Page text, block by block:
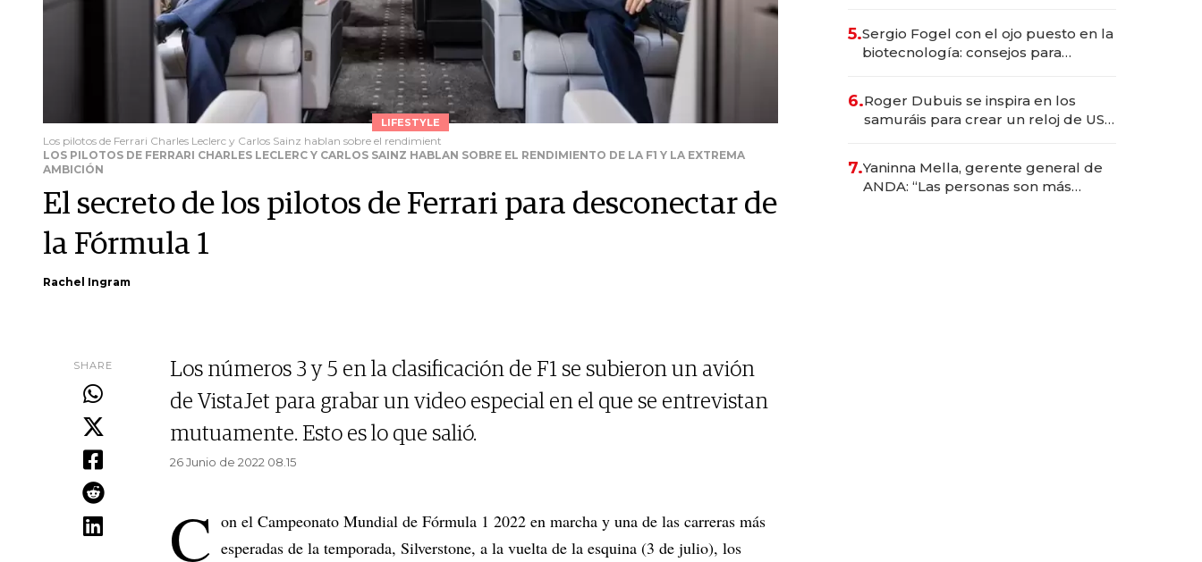
LIFESTYLE
Los pilotos de Ferrari Charles Leclerc y Carlos Sainz hablan sobre el rendimient
LOS PILOTOS DE FERRARI CHARLES LECLERC Y CARLOS SAINZ HABLAN SOBRE EL RENDIMIENTO DE LA F1 Y LA EXTREMA
AMBICIÓN
El secreto de los pilotos de Ferrari para desconectar de
la Fórmula 1
Rachel Ingram
SHARE
Los números 3 y 5 en la clasificación de F1 se subieron un avión
de VistaJet para grabar un video especial en el que se entrevistan
mutuamente. Esto es lo que salió.
26 Junio de 2022 08.15
C on el Campeonato Mundial de Fórmula 1 2022 en marcha y una de las carreras más
esperadas de la temporada, Silverstone, a la vuelta de la esquina (3 de julio), los
5.Sergio Fogel con el ojo puesto en la
biotecnología: consejos para
6.Roger Dubuis se inspira en los
samuráis para crear un reloj de US$
7.Yaninna Mella, gerente general de
ANDA: “Las personas son más